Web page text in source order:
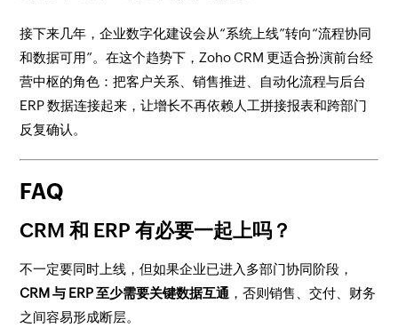
接下来几年，企业数字化建设会从“系统上线”转向“流程协同
和数据可用”。在这个趋势下，Zoho CRM 更适合扮演前台经
营中枢的角色：把客户关系、销售推进、自动化流程与后台
ERP 数据连接起来，让增长不再依赖人工拼接报表和跨部门
反复确认。
FAQ
CRM 和 ERP 有必要一起上吗？
不一定要同时上线，但如果企业已进入多部门协同阶段，
CRM 与 ERP 至少需要关键数据互通 ，否则销售、交付、财务
之间容易形成断层。